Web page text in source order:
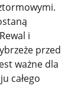
i
przed
ważne dla
całego